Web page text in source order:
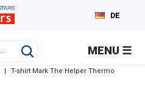
EN
DE
RU
MENU
| T-shirt Mark The Helper Thermo